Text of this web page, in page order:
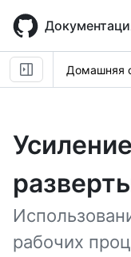
main
content
Домашняя
рабочих